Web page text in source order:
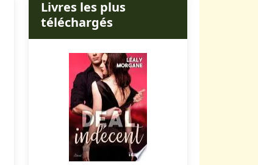
Livres les plus
téléchargés